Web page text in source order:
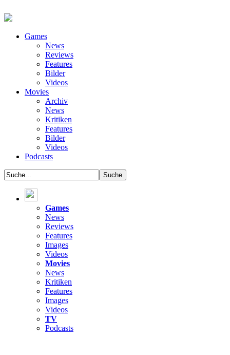
Games
News
Reviews
Features
Bilder
Videos
Movies
Archiv
News
Kritiken
Features
Bilder
Videos
Podcasts
Games
News
Reviews
Features
Images
Videos
Movies
News
Kritiken
Features
Images
Videos
TV
Podcasts